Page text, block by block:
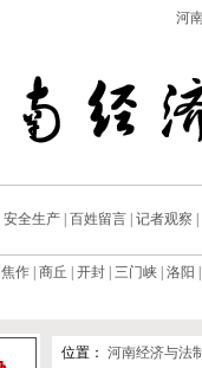
河
安全生产 百姓留言 记者观察
焦作 商丘 开封 三门峡 洛阳
位置： 河南经济与法